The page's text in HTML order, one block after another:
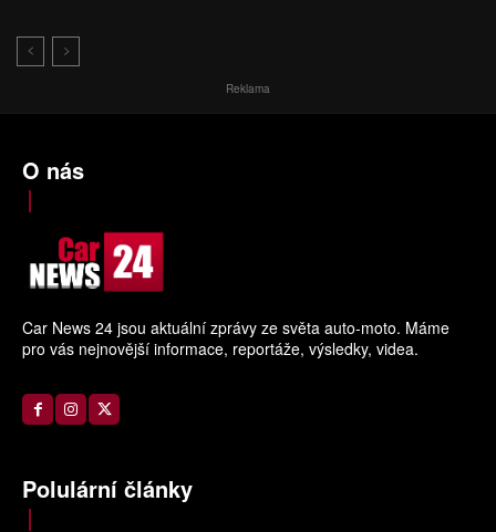
Reklama
O nás
Car News 24 jsou aktuální zprávy ze světa auto-moto. Máme
pro vás nejnovější informace, reportáže, výsledky, videa.
Polulární články